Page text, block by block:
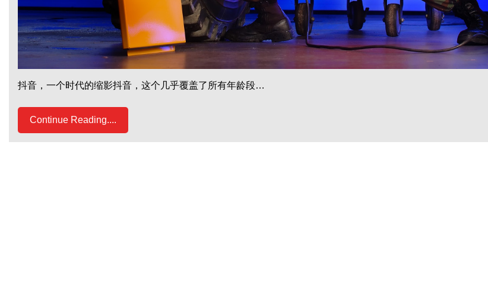
抖音，一个时代的缩影抖音，这个几乎覆盖了所有年龄段…
Continue Reading....